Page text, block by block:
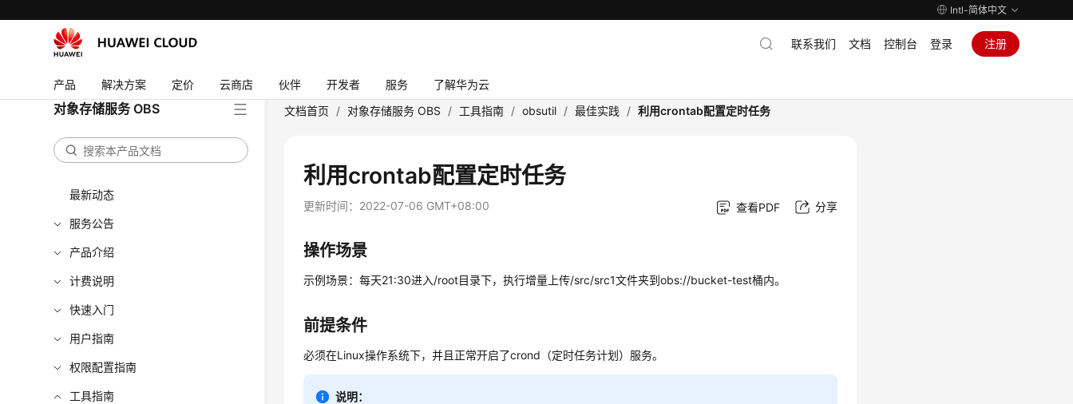
Intl-简体中文
产品 解决方案 定价 云商店 伙伴 开发者 服务 了解华为云
联系我们 文档 控制台 登录 注册
对象存储服务 OBS
最新动态
服务公告
产品介绍
计费说明
快速入门
用户指南
权限配置指南
工具指南
文档首页 / 对象存储服务 OBS / 工具指南 / obsutil / 最佳实践 / 利用crontab配置定时任务
利用crontab配置定时任务
更新时间： 2022-07-06 GMT+08:00 查看PDF 分享
操作场景
示例场景：每天21:30进入/root目录下，执行增量上传/src/src1文件夹到obs://bucket-test桶内。
前提条件
必须在Linux操作系统下，并且正常开启了crond（定时任务计划）服务。
说明：